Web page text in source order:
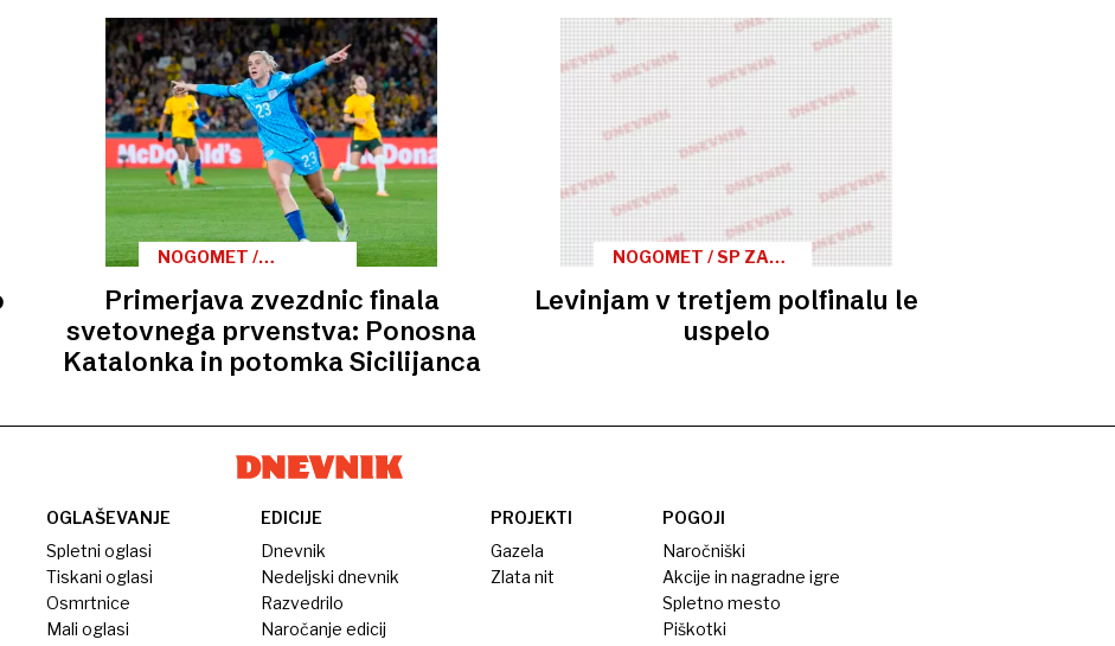
NOGOMET /
ZVEZDNIC FINALA
SVETOVNEGA
PRVENSTVA ZA
ŽENSKE ŠPANIJA –
ANGLIJA
Primerjava zvezdnic finala
svetovnega prvenstva: Ponosna
Katalonka in potomka Sicilijanca
NOGOMET / SP ZA
Levinjam v tretjem polfinalu le
uspelo
OGLAŠEVANJE
Spletni oglasi
Tiskani oglasi
Osmrtnice
Mali oglasi
EDICIJE
Dnevnik
Nedeljski dnevnik
Razvedrilo
Naročanje edicij
PROJEKTI
Gazela
Zlata nit
POGOJI
Naročniški
Akcije in nagradne igre
Spletno mesto
Piškotki